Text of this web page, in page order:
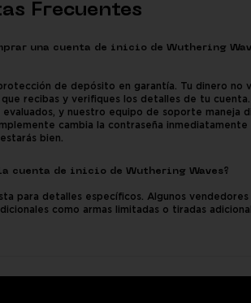
Frecuentes
una cuenta de inicio de Wuthering
de depósito en garantía. Tu dinero no
recibas y verifiques los detalles de tu cuenta.
evaluados, y nuestro equipo de soporte maneja
cambia la contraseña inmediatamente
bien.
cuenta de inicio de Wuthering Waves?
para detalles específicos. Algunos vendedores
como armas limitadas o tiradas